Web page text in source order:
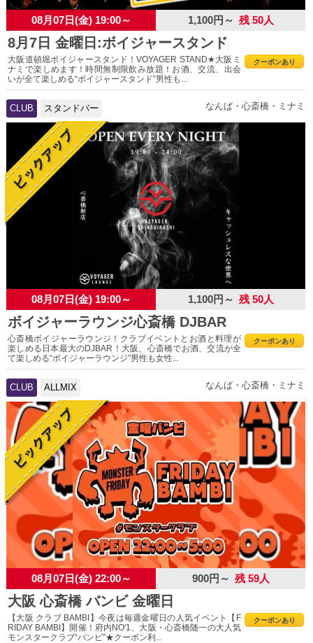
08月07日(金) 19:00～ 1,100円～ 残 50人
8月7日 金曜日:ボイジャースタンド
クーポンあり
大阪道頓堀ボイジャースタンド！VOYAGER STAND★大阪ミ
ナミで楽しめます！時間無制限飲み放題！お酒、交流、出会
いが全て楽しめる“ボイジャースタンド”男性も...
CLUB スタンドバー なんば・心斎橋・ミナミ
08月07日(金) 19:00～ 1,100円～ 残 50人
ボイジャーラウンジ心斎橋 DJBAR
クーポンあり
心斎橋ボイジャーラウンジ！クラブイベントとお酒と料理が
楽しめる日本最大のDJBAR！大阪、心斎橋でお酒、交流が全
て楽しめる“ボイジャーラウンジ”男性も女性...
CLUB ALLMIX なんば・心斎橋・ミナミ
08月07日(金) 22:00～ 900円～ 残 59人
大阪 心斎橋 バンビ 金曜日
クーポンあり
【大阪 クラブ BAMBI】今夜は毎週金曜日の人気イベント【F
RIDAY BAMBI】開催！府内NO'1、大阪・心斎橋随一の大人気
モンスタークラブ“バンビ”★クーポン利...